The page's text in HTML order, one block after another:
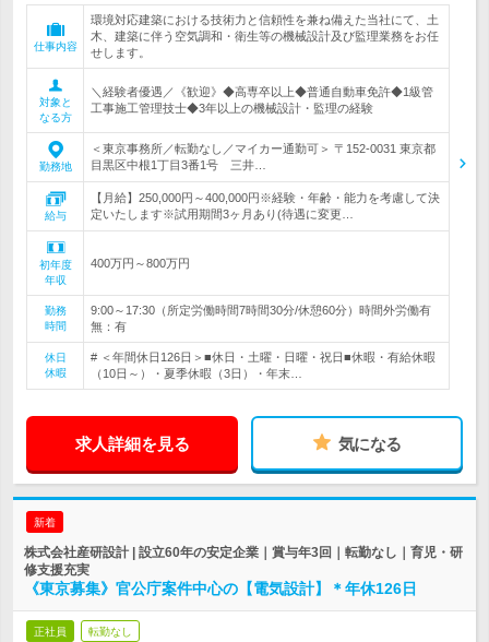
仕事内容
環境対応建築における技術力と信頼性を兼ね備えた当社にて、土
木、建築に伴う空気調和・衛生等の機械設計及び監理業務をお任
せします。
対象と
なる方
＼経験者優遇／《歓迎》◆高専卒以上◆普通自動車免許◆1級管
工事施工管理技士◆3年以上の機械設計・監理の経験
勤務地
＜東京事務所／転勤なし／マイカー通勤可＞ 〒152-0031 東京都
目黒区中根1丁目3番1号 三井…
給与
【月給】250,000円～400,000円※経験・年齢・能力を考慮して決
定いたします※試用期間3ヶ月あり(待遇に変更…
初年度
年収
400万円～800万円
勤務
時間
9:00～17:30（所定労働時間7時間30分/休憩60分）時間外労働有
無：有
休日
休暇
# ＜年間休日126日＞■休日・土曜・日曜・祝日■休暇・有給休暇
（10日～）・夏季休暇（3日）・年末…
求人詳細を見る 気になる
新着
株式会社産研設計 | 設立60年の安定企業｜賞与年3回｜転勤なし｜育児・研
修支援充実
《東京募集》官公庁案件中心の【電気設計】＊年休126日
正社員 転勤なし